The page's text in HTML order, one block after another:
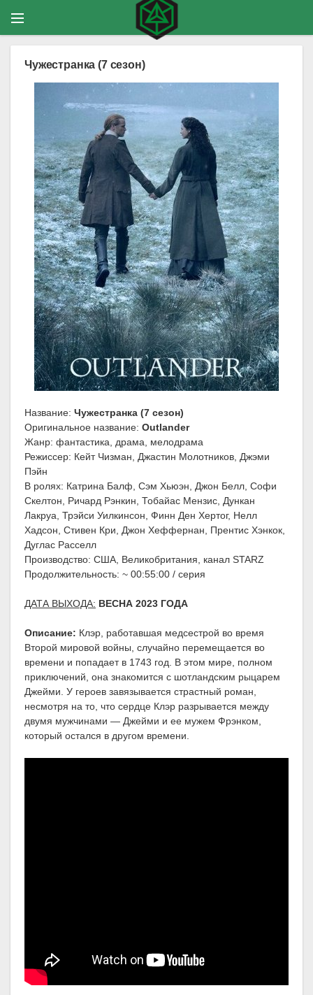
Чужестранка (7 сезон)
Название: Чужестранка (7 сезон)
Оригинальное название: Outlander
Жанр: фантастика, драма, мелодрама
Режиссер: Кейт Чизман, Джастин Молотников, Джэми
Пэйн
В ролях: Катрина Балф, Сэм Хьюэн, Джон Белл, Софи
Скелтон, Ричард Рэнкин, Тобайас Мензис, Дункан
Лакруа, Трэйси Уилкинсон, Финн Ден Хертог, Нелл
Хадсон, Стивен Кри, Джон Хеффернан, Прентис Хэнкок,
Дуглас Расселл
Производство: США, Великобритания, канал STARZ
Продолжительность: ~ 00:55:00 / серия
ДАТА ВЫХОДА: ВЕСНА 2023 ГОДА
Описание: Клэр, работавшая медсестрой во время
Второй мировой войны, случайно перемещается во
времени и попадает в 1743 год. В этом мире, полном
приключений, она знакомится с шотландским рыцарем
Джейми. У героев завязывается страстный роман,
несмотря на то, что сердце Клэр разрывается между
двумя мужчинами — Джейми и ее мужем Фрэнком,
который остался в другом времени.